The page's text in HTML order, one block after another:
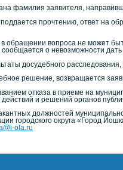
фамилия заявителя,
прочтению, ответ на
в обращении вопроса не может
о невозможности дать
досудебного
решение, возвращается
отказа в приеме на
и решений органов
должностей
городского округа «Город
ola.ru